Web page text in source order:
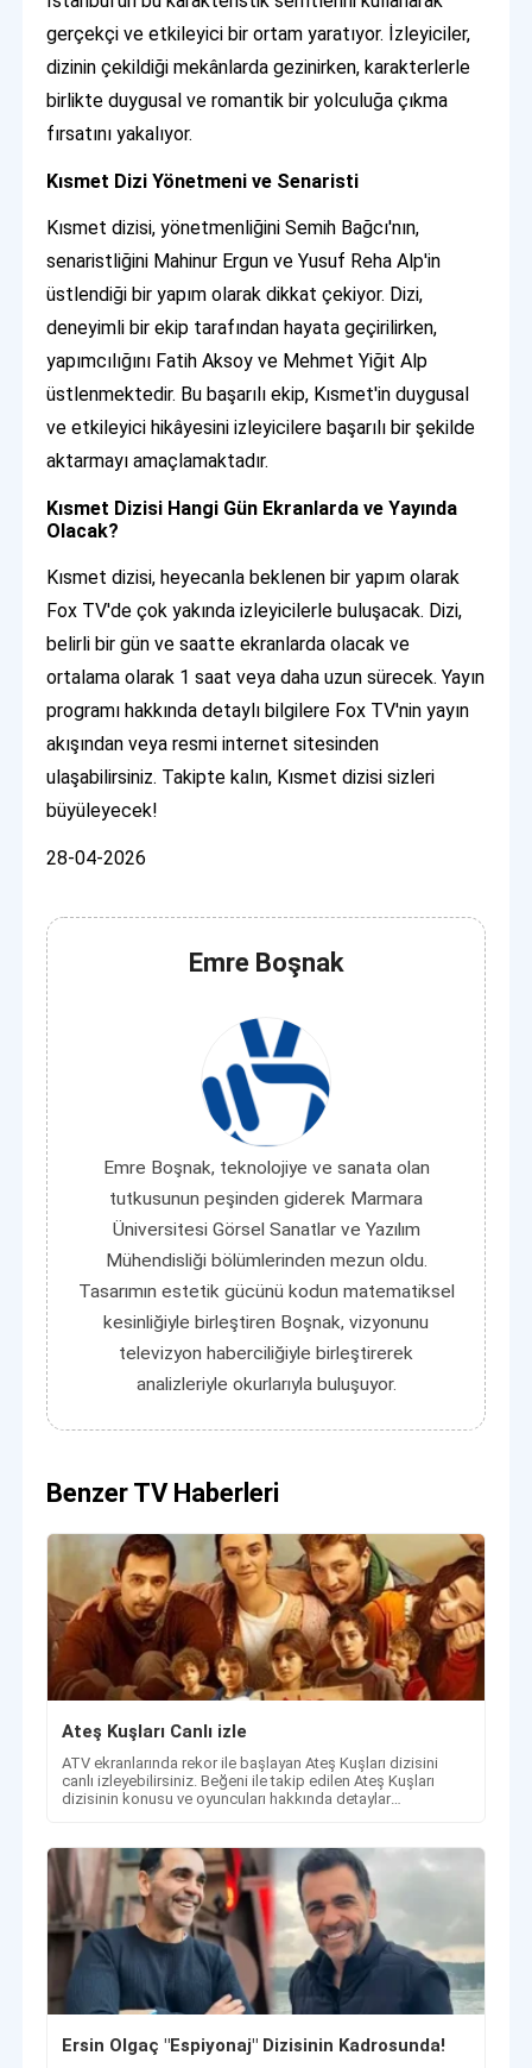
gerçekçi ve etkileyici bir ortam yaratıyor. İzleyiciler,
dizinin çekildiği mekânlarda gezinirken, karakterlerle
birlikte duygusal ve romantik bir yolculuğa çıkma
fırsatını yakalıyor.
Kısmet Dizi Yönetmeni ve Senaristi
Kısmet dizisi, yönetmenliğini Semih Bağcı'nın,
senaristliğini Mahinur Ergun ve Yusuf Reha Alp'in
üstlendiği bir yapım olarak dikkat çekiyor. Dizi,
deneyimli bir ekip tarafından hayata geçirilirken,
yapımcılığını Fatih Aksoy ve Mehmet Yiğit Alp
üstlenmektedir. Bu başarılı ekip, Kısmet'in duygusal
ve etkileyici hikâyesini izleyicilere başarılı bir şekilde
aktarmayı amaçlamaktadır.
Kısmet Dizisi Hangi Gün Ekranlarda ve Yayında
Olacak?
Kısmet dizisi, heyecanla beklenen bir yapım olarak
Fox TV'de çok yakında izleyicilerle buluşacak. Dizi,
belirli bir gün ve saatte ekranlarda olacak ve
ortalama olarak 1 saat veya daha uzun sürecek. Yayın
programı hakkında detaylı bilgilere Fox TV'nin yayın
akışından veya resmi internet sitesinden
ulaşabilirsiniz. Takipte kalın, Kısmet dizisi sizleri
büyüleyecek!
28-04-2026
Emre Boşnak
Emre Boşnak, teknolojiye ve sanata olan
tutkusunun peşinden giderek Marmara
Üniversitesi Görsel Sanatlar ve Yazılım
Mühendisliği bölümlerinden mezun oldu.
Tasarımın estetik gücünü kodun matematiksel
kesinliğiyle birleştiren Boşnak, vizyonunu
televizyon haberciliğiyle birleştirerek
analizleriyle okurlarıyla buluşuyor.
Benzer TV Haberleri
Ateş Kuşları Canlı izle
ATV ekranlarında rekor ile başlayan Ateş Kuşları dizisini
canlı izleyebilirsiniz. Beğeni ile takip edilen Ateş Kuşları
dizisinin konusu ve oyuncuları hakkında detaylar
Ersin Olgaç "Espiyonaj" Dizisinin Kadrosunda!